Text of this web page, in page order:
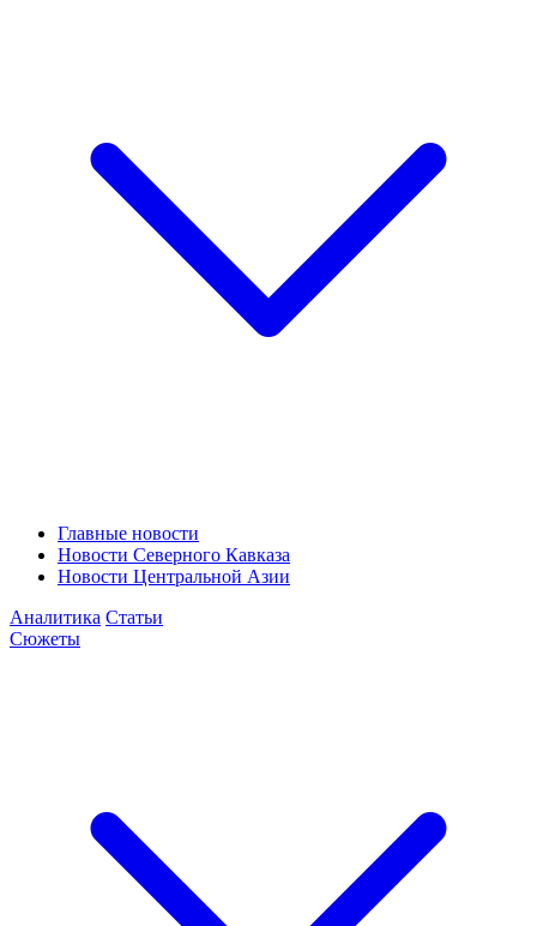
Главные новости
Новости Северного Кавказа
Новости Центральной Азии
Аналитика Статьи
Сюжеты